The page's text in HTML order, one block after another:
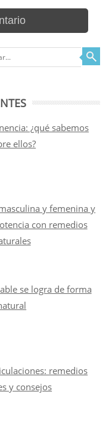
¿qué sabemos
ellos?
y femenina y
con remedios
se logra de forma
remedios
y consejos